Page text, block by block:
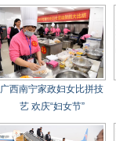
广西南宁家政妇女比拼技
艺 欢庆“妇女节”